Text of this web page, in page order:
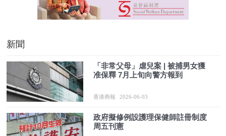
新聞
「非常父母」虐兒案 | 被捕男女獲
准保釋 7月上旬向警方報到
香港商報 2026-06-03
政府擬修例設護理保健師註冊制度
周五刊憲